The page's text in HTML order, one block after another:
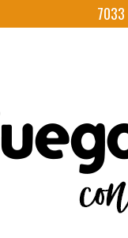
7033